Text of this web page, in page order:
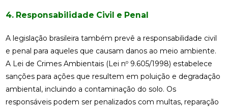
4. Responsabilidade Civil e Penal
A legislação brasileira também prevê a responsabilidade civil
e penal para aqueles que causam danos ao meio ambiente.
A Lei de Crimes Ambientais (Lei nº 9.605/1998) estabelece
sanções para ações que resultem em poluição e degradação
ambiental, incluindo a contaminação do solo. Os
responsáveis podem ser penalizados com multas, reparação